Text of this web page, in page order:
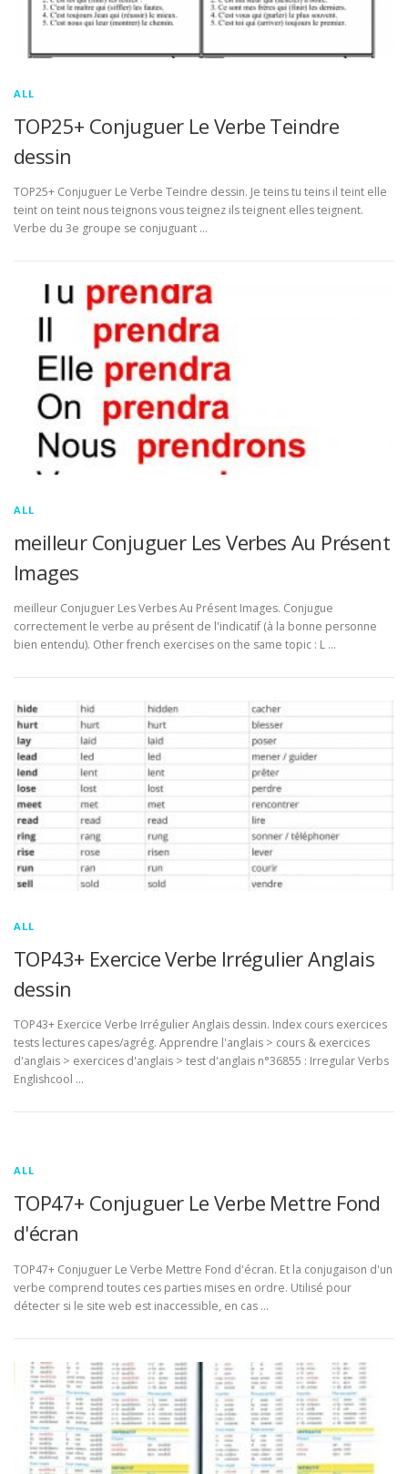
ALL
TOP25+ Conjuguer Le Verbe Teindre
dessin
TOP25+ Conjuguer Le Verbe Teindre dessin. Je teins tu teins il teint elle
teint on teint nous teignons vous teignez ils teignent elles teignent.
Verbe du 3e groupe se conjuguant …
ALL
meilleur Conjuguer Les Verbes Au Présent
Images
meilleur Conjuguer Les Verbes Au Présent Images. Conjugue
correctement le verbe au présent de l'indicatif (à la bonne personne
bien entendu). Other french exercises on the same topic : L …
ALL
TOP43+ Exercice Verbe Irrégulier Anglais
dessin
TOP43+ Exercice Verbe Irrégulier Anglais dessin. Index cours exercices
tests lectures capes/agrég. Apprendre l'anglais > cours & exercices
d'anglais > exercices d'anglais > test d'anglais n°36855 : Irregular Verbs
Englishcool …
ALL
TOP47+ Conjuguer Le Verbe Mettre Fond
d'écran
TOP47+ Conjuguer Le Verbe Mettre Fond d'écran. Et la conjugaison d'un
verbe comprend toutes ces parties mises en ordre. Utilisé pour
détecter si le site web est inaccessible, en cas …